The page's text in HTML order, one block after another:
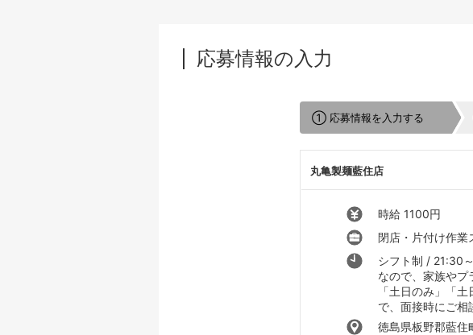
応募情報の入力
① 応募情報を入力する
丸亀製麺藍住店
時給 1100円
閉店・片付け作業
シフト制 / 21:30
なので、家族やプ
「土日のみ」「
で、面接時にご
徳島県板野郡藍住